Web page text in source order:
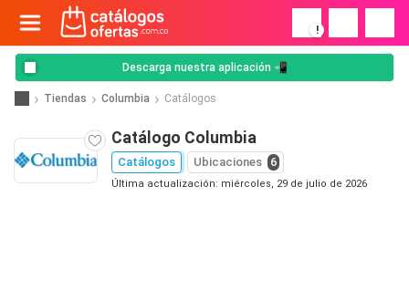
!
Descarga nuestra aplicación 📲
Tiendas Columbia Catálogos
Catálogo Columbia
Catálogos Ubicaciones 6
Última actualización: miércoles, 29 de julio de 2026